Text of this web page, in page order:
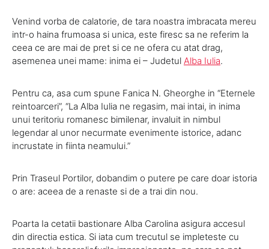
Venind vorba de calatorie, de tara noastra imbracata mereu
intr-o haina frumoasa si unica, este firesc sa ne referim la
ceea ce are mai de pret si ce ne ofera cu atat drag,
asemenea unei mame: inima ei – Judetul Alba Iulia.
Pentru ca, asa cum spune Fanica N. Gheorghe in “Eternele
reintoarceri”, “La Alba Iulia ne regasim, mai intai, in inima
unui teritoriu romanesc bimilenar, invaluit in nimbul
legendar al unor necurmate evenimente istorice, adanc
incrustate in fiinta neamului.”
Prin Traseul Portilor, dobandim o putere pe care doar istoria
o are: aceea de a renaste si de a trai din nou.
Poarta Ia cetatii bastionare Alba Carolina asigura accesul
din directia estica. Si iata cum trecutul se impleteste cu